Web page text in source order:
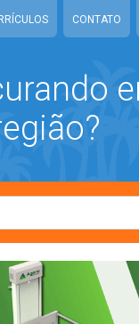
CONTATO